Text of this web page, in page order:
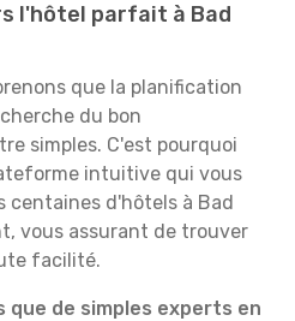
l'hôtel parfait à Bad
que la planification
du bon
simples. C'est pourquoi
intuitive qui vous
centaines d'hôtels à Bad
vous assurant de trouver
facilité.
que de simples experts en